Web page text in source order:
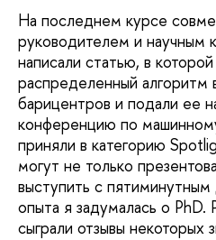
На последнем курсе
руководителем и научным
написали статью, в
распределенный алгоритм
барицентров и подали ее
конференцию по
приняли в категорию
могут не только
выступить с
опыта я задумалась о
сыграли отзывы некоторых